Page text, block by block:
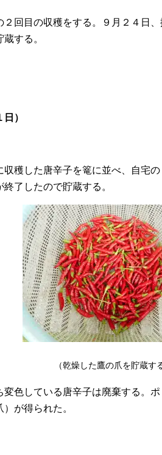
２回目の収穫をする。９月２４日
する。
）
収穫した唐辛子を篭に並べ、自宅
了したので貯蔵する。
（乾燥した鷹の爪を貯蔵す
色している唐辛子は廃棄する。
が得られた。